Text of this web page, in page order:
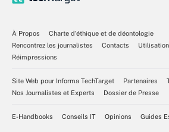
À Propos
Charte d’éthique et de déontologie
Rencontrez les journalistes
Contacts
Réimpressions
Site Web pour Informa TechTarget Partenaires
Nos Journalistes et Experts
Dossier de Presse
E-Handbooks Conseils IT Opinions Guides